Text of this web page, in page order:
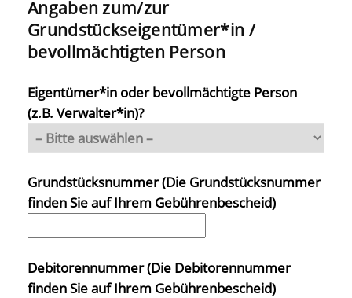
Angaben zum/zur
Grundstückseigentümer*in /
bevollmächtigten Person
Eigentümer*in oder bevollmächtigte Person
(z.B. Verwalter*in)?
Grundstücksnummer (Die Grundstücksnummer
finden Sie auf Ihrem Gebührenbescheid)
Debitorennummer (Die Debitorennummer
finden Sie auf Ihrem Gebührenbescheid)